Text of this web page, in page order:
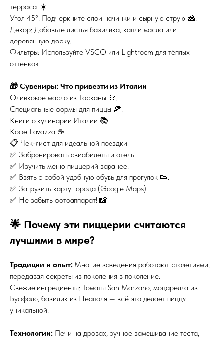
терраса. ☀️
Угол 45°: Подчеркните слои начинки и сырную струю 🧀.
Декор: Добавьте листья базилика, капли масла или
деревянную доску.
Фильтры: Используйте VSCO или Lightroom для тёплых
оттенков.
🎁 Сувениры: Что привезти из Италии
Оливковое масло из Тосканы 🍈.
Специальные формы для пиццы 🍕.
Книги о кулинарии Италии 📚.
Кофе Lavazza ☕.
📋 Чек-лист для идеальной поездки
✅ Забронировать авиабилеты и отель.
✅ Изучить меню пиццерий заранее.
✅ Взять с собой удобную обувь для прогулок 👟.
✅ Загрузить карту города (Google Maps).
✅ Не забыть фотоаппарат! 📸
🌟 Почему эти пиццерии считаются
лучшими в мире?
Традиции и опыт: Многие заведения работают столетиями,
передавая секреты из поколения в поколение.
Свежие ингредиенты: Томаты San Marzano, моцарелла из
Буффало, базилик из Неаполя — всё это делает пиццу
уникальной.
Технологии: Печи на дровах, ручное замешивание теста,